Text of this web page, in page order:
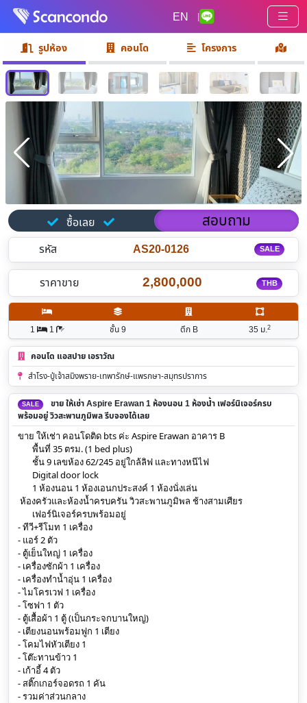
EN |
รูปห้อง คอนโด โครงการ
ซื้อเลย สอบถาม
รหัส AS20-0126 SALE
ราคาขาย 2,800,000 THB
1 1 ชั้น 9 ตึก B 35 ม.2
คอนโด แอสปาย เอราวัณ
สำโรง-ปู่เจ้าสมิงพราย-เทพารักษ์-แพรกษา-สมุทรปราการ
SALE
ขาย ให้เช่า Aspire Erawan 1 ห้องนอน 1 ห้องน้ำ เฟอร์นิเจอร์ครบ
พร้อมอยู่ วิวสะพานภูมิพล รีบจองได้เลย
ขาย ให้เช่า คอนโดติด bts ค่ะ Aspire Erawan อาคาร B
พื้นที่ 35 ตรม. (1 bed plus)
ชั้น 9 เลขห้อง 62/245 อยู่ใกล้ลิฟ และทางหนีไฟ
Digital door lock
1 ห้องนอน 1 ห้องเอนกประสงค์ 1 ห้องนั่งเล่น
ห้องครัวและห้องน้ำครบครัน วิวสะพานภูมิพล ช้างสามเศียร
เฟอร์นิเจอร์ครบพร้อมอยู่
- ทีวี+รีโมท 1 เครื่อง
- แอร์ 2 ตัว
- ตู้เย็นใหญ่ 1 เครื่อง
- เครื่องซักผ้า 1 เครื่อง
- เครื่องทำน้ำอุ่น 1 เครื่อง
- ไมโครเวฟ 1 เครื่อง
- โซฟา 1 ตัว
- ตู้เสื้อผ้า 1 ตู้ (เป็นกระจกบานใหญ่)
- เตียงนอนพร้อมฟูก 1 เตียง
- โคมไฟหัวเตียง 1
- โต๊ะทานข้าว 1
- เก้าอี้ 4 ตัว
- สติ๊กเกอร์จอดรถ 1 คัน
- รวมค่าส่วนกลาง